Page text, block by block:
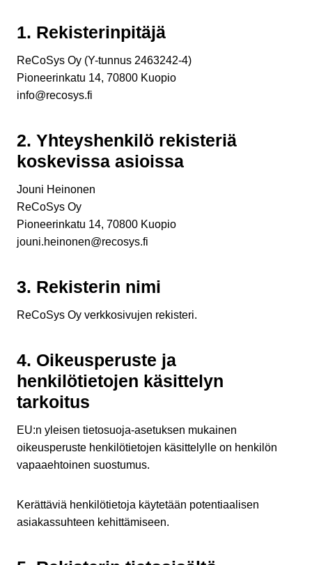
1. Rekisterinpitäjä
ReCoSys Oy (Y-tunnus 2463242-4)
Pioneerinkatu 14, 70800 Kuopio
info@recosys.fi
2. Yhteyshenkilö rekisteriä
koskevissa asioissa
Jouni Heinonen
ReCoSys Oy
Pioneerinkatu 14, 70800 Kuopio
jouni.heinonen@recosys.fi
3. Rekisterin nimi
ReCoSys Oy verkkosivujen rekisteri.
4. Oikeusperuste ja
henkilötietojen käsittelyn
tarkoitus
EU:n yleisen tietosuoja-asetuksen mukainen
oikeusperuste henkilötietojen käsittelylle on henkilön
vapaaehtoinen suostumus.
Kerättäviä henkilötietoja käytetään potentiaalisen
asiakassuhteen kehittämiseen.